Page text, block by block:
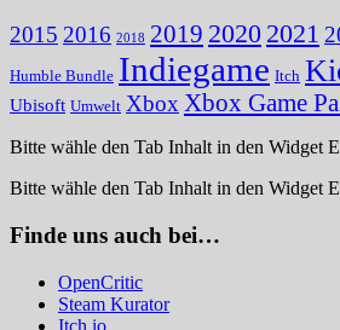
2015 2016 2018 2019 2020 2021
Humble Bundle Indiegame Itch
Ubisoft Umwelt Xbox Xbox Game
Bitte wähle den Tab Inhalt in den Widget
Bitte wähle den Tab Inhalt in den Widget
Finde uns auch bei…
OpenCritic
Steam Kurator
Itch.io